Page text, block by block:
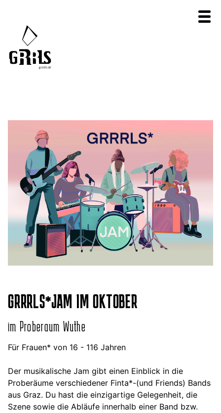
GRRRLS*JAM IM OKTOBER
im Proberaum Wuthe
Für Frauen* von 16 - 116 Jahren
Der musikalische Jam gibt einen Einblick in die
Proberäume verschiedener Finta*-(und Friends) Bands
aus Graz. Du hast die einzigartige Gelegenheit, die
Szene sowie die Abläufe innerhalb einer Band bzw.